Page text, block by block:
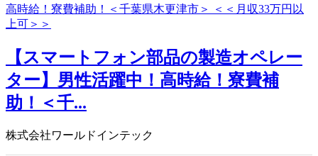
【スマートフォン部品の製造オペレー
ター】男性活躍中！高時給！寮費補
助！＜千...
株式会社ワールドインテック